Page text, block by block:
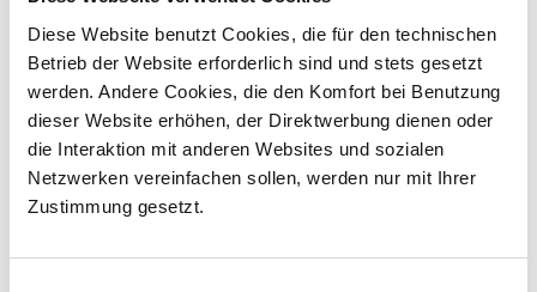
Diese Website benutzt Cookies, die für den technischen
Betrieb der Website erforderlich sind und stets gesetzt
werden. Andere Cookies, die den Komfort bei Benutzung
dieser Website erhöhen, der Direktwerbung dienen oder
die Interaktion mit anderen Websites und sozialen
Netzwerken vereinfachen sollen, werden nur mit Ihrer
Zustimmung gesetzt.
Strainer bucket
Stir until creamy
Stirring machines
Honey spade & Co.
Filling aids